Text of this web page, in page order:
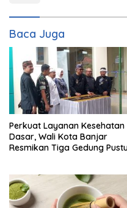
Baca Juga
Perkuat Layanan Kesehatan
Dasar, Wali Kota Banjar
Resmikan Tiga Gedung